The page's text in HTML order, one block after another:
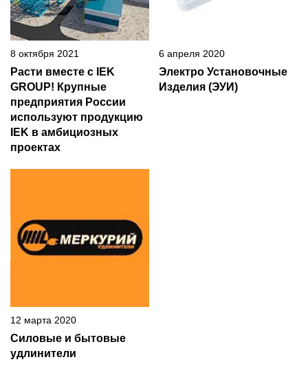
8 октября 2021
Расти вместе с IEK
GROUP! Крупные
предприятия России
используют продукцию
IEK в амбициозных
проектах
6 апреля 2020
Электро Установочные
Изделия (ЭУИ)
12 марта 2020
Силовые и бытовые
удлинители